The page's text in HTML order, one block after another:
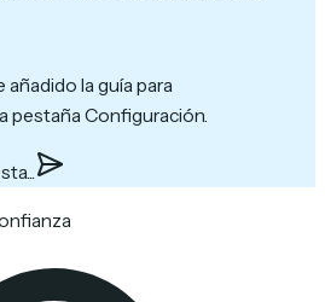
añadido la guía para
pestaña Configuración.